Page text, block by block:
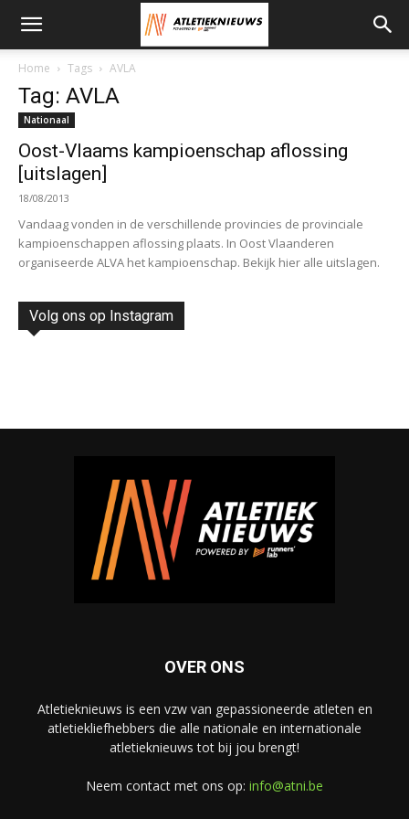
Home Tags AVLA
Tag: AVLA
Nationaal
Oost-Vlaams kampioenschap aflossing
[uitslagen]
18/08/2013
Vandaag vonden in de verschillende provincies de provinciale
kampioenschappen aflossing plaats. In Oost Vlaanderen
organiseerde ALVA het kampioenschap. Bekijk hier alle uitslagen.
Volg ons op Instagram
OVER ONS
Atletieknieuws is een vzw van gepassioneerde atleten en
atletiekliefhebbers die alle nationale en internationale
atletieknieuws tot bij jou brengt!
Neem contact met ons op: info@atni.be